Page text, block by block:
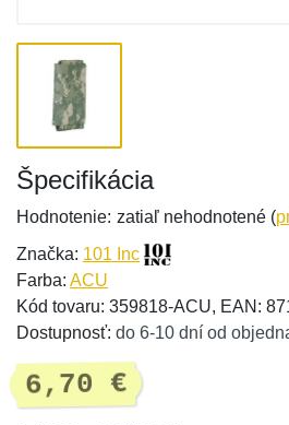
Špecifikácia
Hodnotenie: zatiaľ nehodnotené (
Značka: 101 Inc
Farba: ACU
Kód tovaru: 359818-ACU, EAN:
Dostupnosť: do 6-10 dní od
6,70 €